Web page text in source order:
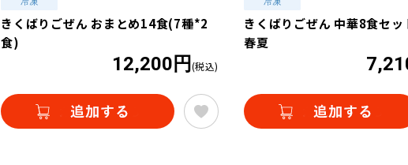
きくばりごぜん おまとめ14食(7種*2
食)
12,200円 (税込)
きくばりごぜん 中華8食セ
春夏